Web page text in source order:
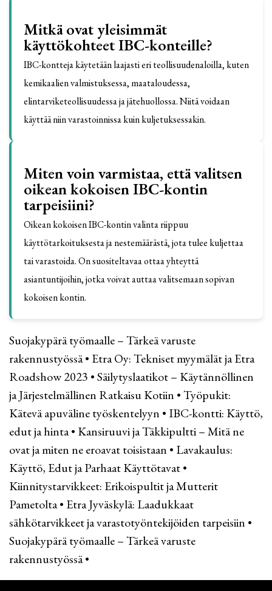
Mitkä ovat yleisimmät
käyttökohteet IBC-konteille?
IBC-kontteja käytetään laajasti eri teollisuudenaloilla, kuten
kemikaalien valmistuksessa, maataloudessa,
elintarviketeollisuudessa ja jätehuollossa. Niitä voidaan
käyttää niin varastoinnissa kuin kuljetuksessakin.
Miten voin varmistaa, että valitsen
oikean kokoisen IBC-kontin
tarpeisiini?
Oikean kokoisen IBC-kontin valinta riippuu
käyttötarkoituksesta ja nestemäärästä, jota tulee kuljettaa
tai varastoida. On suositeltavaa ottaa yhteyttä
asiantuntijoihin, jotka voivat auttaa valitsemaan sopivan
kokoisen kontin.
Suojakypärä työmaalle – Tärkeä varuste
rakennustyössä• Etra Oy: Tekniset myymälät ja Etra
Roadshow 2023 •Säilytyslaatikot – Käytännöllinen
ja Järjestelmällinen Ratkaisu Kotiin •Työpukit:
Kätevä apuväline työskentelyyn • IBC-kontti: Käyttö,
edut ja hinta• Kansiruuvi ja Täkkipultti – Mitä ne
ovat ja miten ne eroavat toisistaan • Lavakaulus:
Käyttö, Edut ja Parhaat Käyttötavat•
Kiinnitystarvikkeet: Erikoispultit ja Mutterit
Pametolta• Etra Jyväskylä: Laadukkaat
sähkötarvikkeet ja varastotyöntekijöiden tarpeisiin •
Suojakypärä työmaalle – Tärkeä varuste
rakennustyössä•